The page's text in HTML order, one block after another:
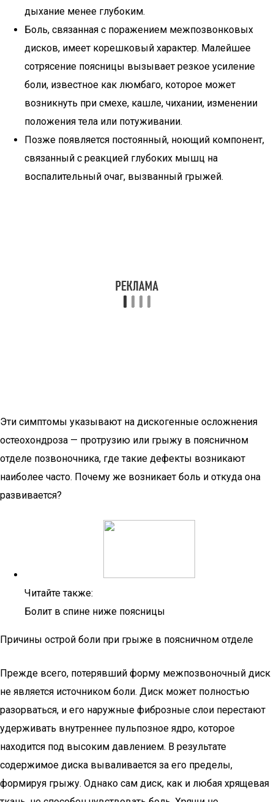
дыхание менее глубоким.
Боль, связанная с поражением межпозвонковых
дисков, имеет корешковый характер. Малейшее
сотрясение поясницы вызывает резкое усиление
боли, известное как люмбаго, которое может
возникнуть при смехе, кашле, чихании, изменении
положения тела или потуживании.
Позже появляется постоянный, ноющий компонент,
связанный с реакцией глубоких мышц на
воспалительный очаг, вызванный грыжей.
Эти симптомы указывают на дискогенные осложнения
остеохондроза — протрузию или грыжу в поясничном
отделе позвоночника, где такие дефекты возникают
наиболее часто. Почему же возникает боль и откуда она
развивается?
Читайте также:
Болит в спине ниже поясницы
Причины острой боли при грыже в поясничном отделе
Прежде всего, потерявший форму межпозвоночный диск
не является источником боли. Диск может полностью
разорваться, и его наружные фиброзные слои перестают
удерживать внутреннее пульпозное ядро, которое
находится под высоким давлением. В результате
содержимое диска вываливается за его пределы,
формируя грыжу. Однако сам диск, как и любая хрящевая